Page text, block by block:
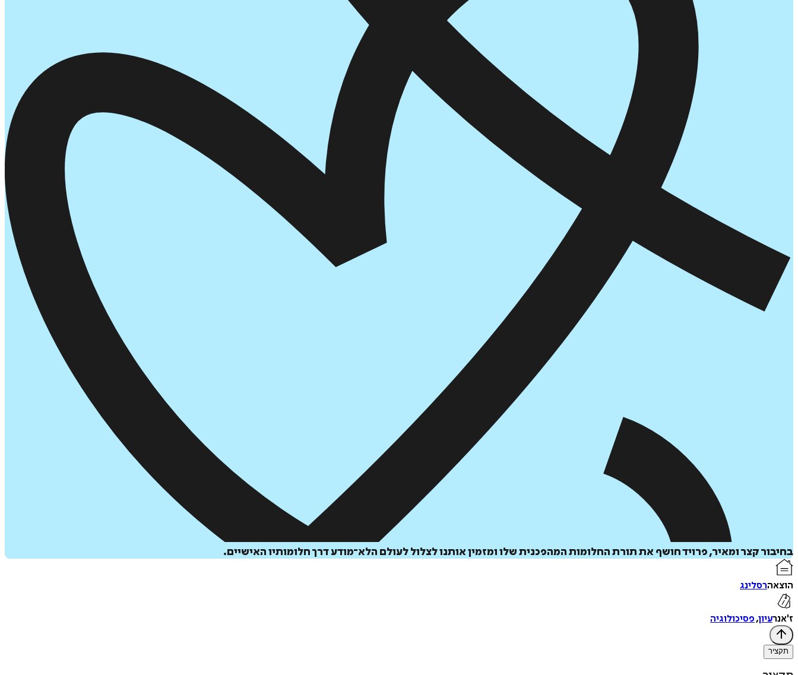
בחיבור קצר ומאיר, פרויד חושף את תורת החלומות המהפכנית שלו ומזמין אותנו לצלול לעולם הלא־מודע דרך חלומותיו האישיים.
הוצאהרסלינג
ז'אנרעיון,פסיכולוגיה
תקציר